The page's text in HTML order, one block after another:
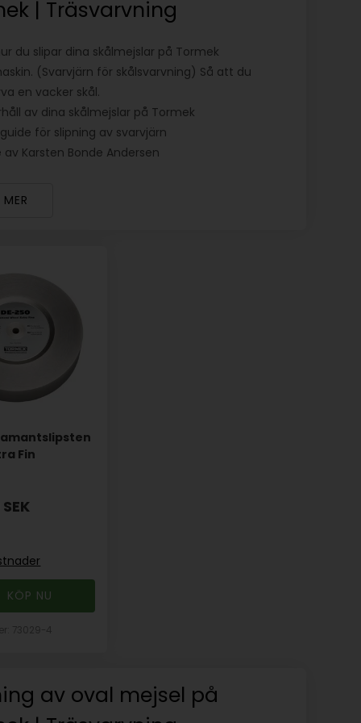
| Träsvarvning
du slipar dina skålmejslar på Tormek
(Svarvjärn för skålsvarvning) Så att du
en vacker skål.
av dina skålmejslar på Tormek
för slipning av svarvjärn
av Karsten Bonde Andersen
Fin
SEK
av oval mejsel på